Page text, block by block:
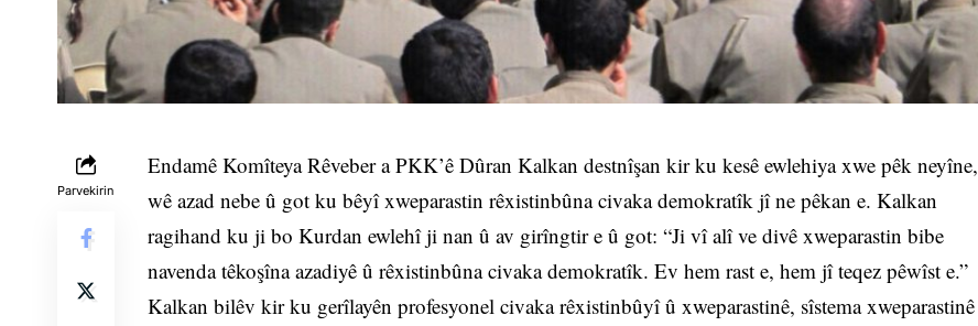
Parvekirin
Endamê Komîteya Rêveber a PKK’ê Dûran Kalkan destnîşan kir ku kesê ewlehiya xwe pêk neyîne,
wê azad nebe û got ku bêyî xweparastin rêxistinbûna civaka demokratîk jî ne pêkan e. Kalkan
ragihand ku ji bo Kurdan ewlehî ji nan û av girîngtir e û got: “Ji vî alî ve divê xweparastin bibe
navenda têkoşîna azadiyê û rêxistinbûna civaka demokratîk. Ev hem rast e, hem jî teqez pêwîst e.”
Kalkan bilêv kir ku gerîlayên profesyonel civaka rêxistinbûyî û xweparastinê, sîstema xweparastinê